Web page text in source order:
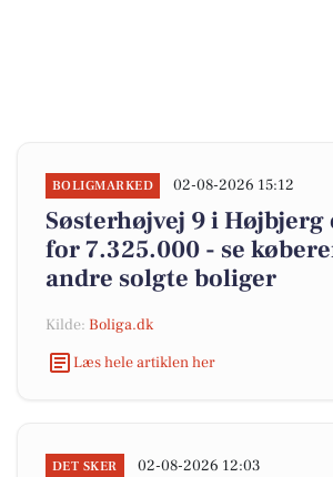
BOLIGMARKED 02-08-2026 15:12
Søsterhøjvej 9 i Højbjerg
for 7.325.000 - se
andre solgte boliger
Kilde: Boliga.dk
Læs hele artiklen her
DET SKER 02-08-2026 12:03